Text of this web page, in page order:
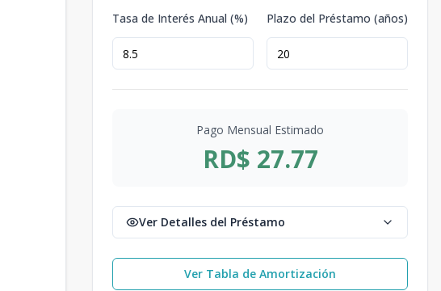
Tasa de Interés Anual (%) Plazo del Préstamo (años)
Pago Mensual Estimado
RD$ 27.77
Ver Detalles del Préstamo
Ver Tabla de Amortización